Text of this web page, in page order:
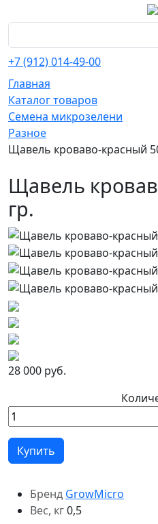
+7 (912) 014-49-00
Главная
Каталог товаров
Семена микрозелени
Разное
Щавель кроваво-красный
Щавель
гр.
Бренд GrowMicro
Вес, кг0,5
28 000 руб.
Купить